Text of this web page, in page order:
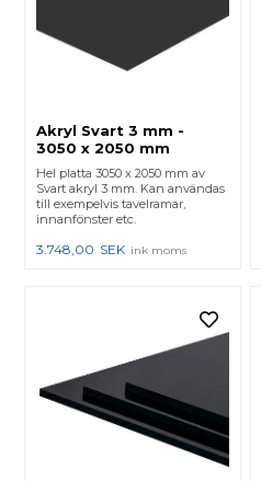
Akryl Svart 3 mm -
3050 x 2050 mm
Hel platta 3050 x 2050 mm av
Svart akryl 3 mm. Kan användas
till exempelvis tavelramar,
innanfönster etc.
3.748,00 SEK ink moms